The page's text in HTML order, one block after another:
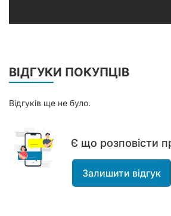
ВІДГУКИ ПОКУПЦІВ
Відгуків ще не було.
Є що розповісти
Залишити відгук